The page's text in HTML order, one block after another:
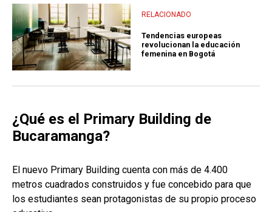
RELACIONADO
Tendencias europeas
revolucionan la educación
femenina en Bogotá
¿Qué es el Primary Building de
Bucaramanga?
El nuevo Primary Building cuenta con más de 4.400
metros cuadrados construidos y fue concebido para que
los estudiantes sean protagonistas de su propio proceso